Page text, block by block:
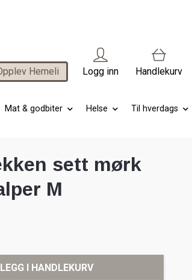
Hemeli Logg inn Handlekurv
Mat & godbiter Helse
Til hverdags
sett mørk
M
LEGG I HANDLEKURV